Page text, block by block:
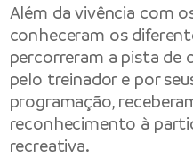
Além da vivência com
conheceram os
percorreram a pista de
pelo treinador e por
programação,
reconhecimento à
recreativa.